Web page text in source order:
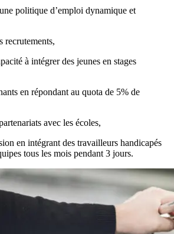
politique d’emploi dynamique et
recrutements,
à intégrer des jeunes en stages
en répondant au quota de 5% de
avec les écoles,
en intégrant des travailleurs handicapés
tous les mois pendant 3 jours.